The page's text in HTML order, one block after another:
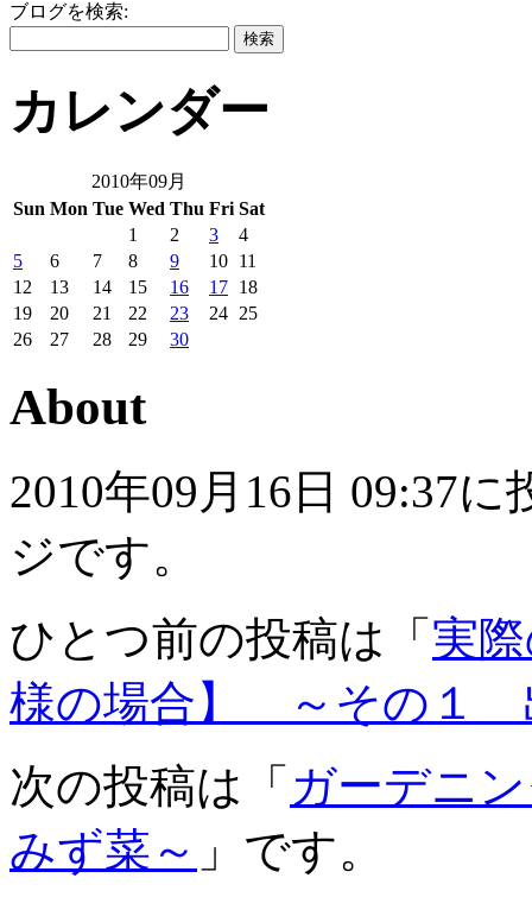
ブログを検索:
カレンダー
2010年09月
Sun Mon Tue Wed Thu Fri Sat
1
2 3
4
5
6 7 8 9 10 11
12
13 14 15 16 17 18
19
20 21 22 23 24 25
26
27 28 29 30
About
2010年09月16日 09:37
ジです。
ひとつ前の投稿は「 実
様の場合】 ～その１
次の投稿は「 ガーデニ
みず菜～ 」です。